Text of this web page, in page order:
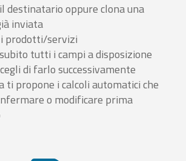
destinatario oppure clona una
inviata
prodotti/servizi
tutti i campi a disposizione
di farlo successivamente
ti propone i calcoli automatici che
o modificare prima